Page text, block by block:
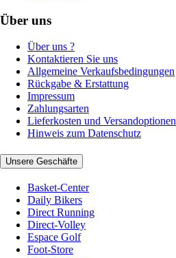
Über uns
Über uns ?
Kontaktieren Sie uns
Allgemeine Verkaufsbedingungen
Rückgabe & Erstattung
Impressum
Zahlungsarten
Lieferkosten und Versandoptionen
Hinweis zum Datenschutz
Unsere Geschäfte
Basket-Center
Daily Bikers
Direct Running
Direct-Volley
Espace Golf
Foot-Store